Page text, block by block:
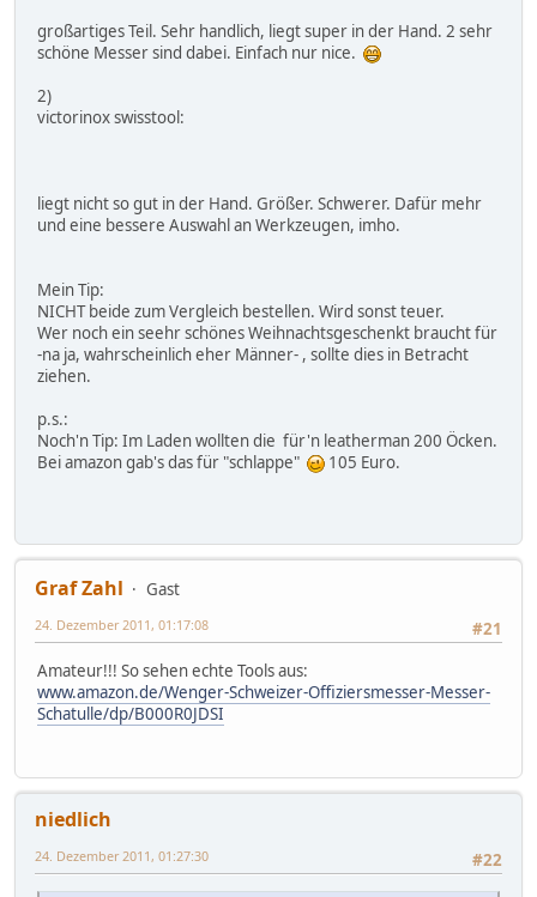
großartiges Teil. Sehr handlich, liegt super in der Hand. 2 sehr
schöne Messer sind dabei. Einfach nur nice.
2)
victorinox swisstool:
liegt nicht so gut in der Hand. Größer. Schwerer. Dafür mehr
und eine bessere Auswahl an Werkzeugen, imho.
Mein Tip:
NICHT beide zum Vergleich bestellen. Wird sonst teuer.
Wer noch ein seehr schönes Weihnachtsgeschenkt braucht für
-na ja, wahrscheinlich eher Männer- , sollte dies in Betracht
ziehen.
p.s.:
Noch'n Tip: Im Laden wollten die für'n leatherman 200 Öcken.
Bei amazon gab's das für "schlappe"
105 Euro.
Graf Zahl
Gast
#21
24. Dezember 2011, 01:17:08
Amateur!!! So sehen echte Tools aus:
www.amazon.de/Wenger-Schweizer-Offiziersmesser-Messer-
Schatulle/dp/B000R0JDSI
niedlich
#22
24. Dezember 2011, 01:27:30